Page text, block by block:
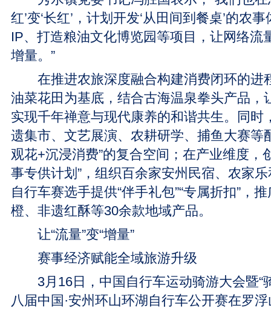
红’变‘长红’，计划开发‘从田间到餐桌’的农
IP、打造粮油文化博览园等项目，让网络流
增量。”
在推进农旅深度融合构建消费闭环的进
油菜花田为基底，结合古海温泉拳头产品，
实现千年禅意与现代康养的和谐共生。同时
遗集市、文艺展演、农耕研学、捕鱼大赛等
观花+沉浸消费”的复合空间；在产业维度，
事专供计划”，组织百余家安州民宿、农家
自行车赛选手提供“伴手礼包”“专属折扣”，
橙、非遗红酥等30余款地域产品。
让“流量”变“增量”
赛事经济赋能全域旅游升级
3月16日，中国自行车运动骑游大会暨“
八届中国·安州环山环湖自行车公开赛在罗